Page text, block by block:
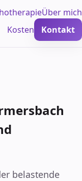
Über mich
Kosten
Kontakt
belastende